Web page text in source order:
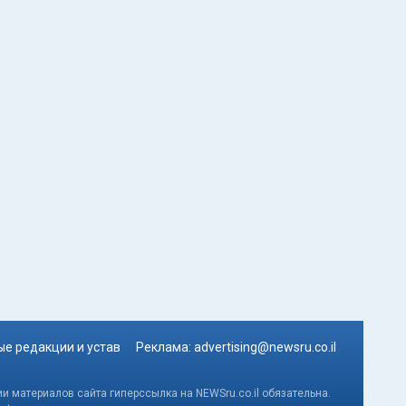
редакции и устав Реклама: advertising@newsru.co.il
сайта гиперссылка на NEWSru.co.il обязательна.